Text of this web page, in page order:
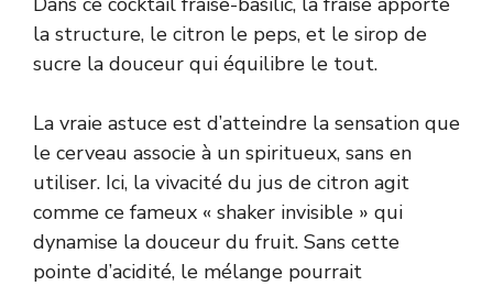
la structure, le citron le peps, et le sirop de
sucre la douceur qui équilibre le tout.
La vraie astuce est d’atteindre la sensation que
le cerveau associe à un spiritueux, sans en
utiliser. Ici, la vivacité du jus de citron agit
comme ce fameux « shaker invisible » qui
dynamise la douceur du fruit. Sans cette
pointe d’acidité, le mélange pourrait